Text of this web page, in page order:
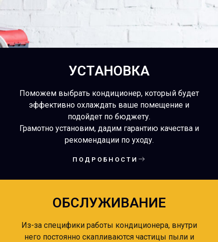
УСТАНОВКА
Поможем выбрать кондиционер, который будет
эффективно охлаждать ваше помещение и
подойдет по бюджету.
Грамотно установим, дадим гарантию качества и
рекомендации по уходу.
ПОДРОБНОСТИ
ОБСЛУЖИВAНИЕ
Из-за специфики работы кондиционера, внутри
него постоянно скапливаются частицы пыли и